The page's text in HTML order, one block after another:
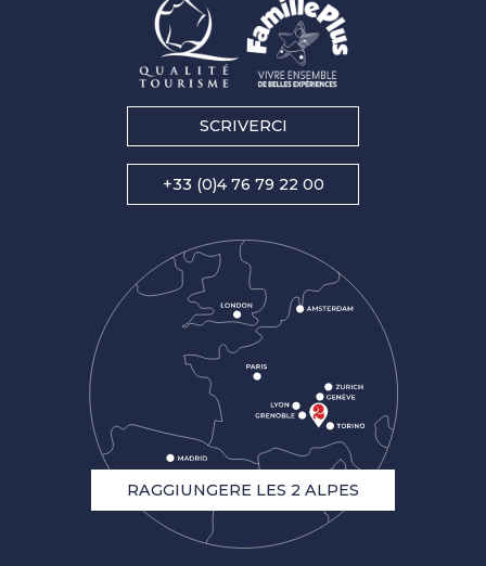
SCRIVERCI
+33 (0)4 76 79 22 00
RAGGIUNGERE LES 2 ALPES